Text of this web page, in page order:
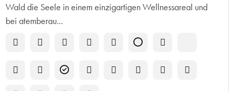
Wald die Seele in einem einzigartigen Wellnessareal und
bei atemberau...